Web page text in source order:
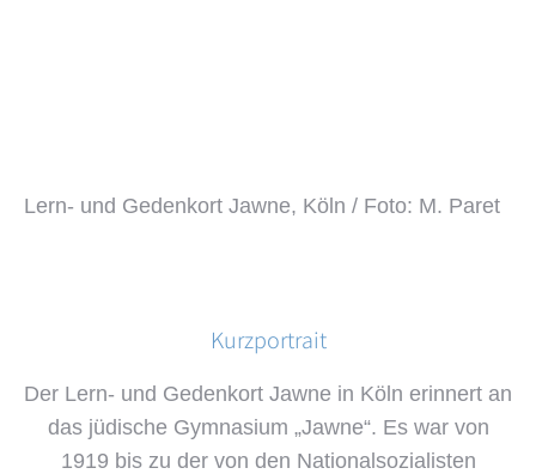
Lern- und Gedenkort Jawne, Köln / Foto: M. Paret
Kurzportrait
Der Lern- und Gedenkort Jawne in Köln erinnert an
das jüdische Gymnasium „Jawne“. Es war von
1919 bis zu der von den Nationalsozialisten